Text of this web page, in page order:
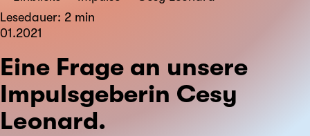
Lesedauer: 2 min
01.2021
Eine Frage an unsere
Impulsgeberin Cesy
Leonard.